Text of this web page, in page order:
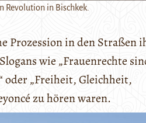
Revolution in Bischkek.
Prozession in den Straßen
wie „Frauenrechte
oder „Freiheit, Gleichheit,
zu hören waren.